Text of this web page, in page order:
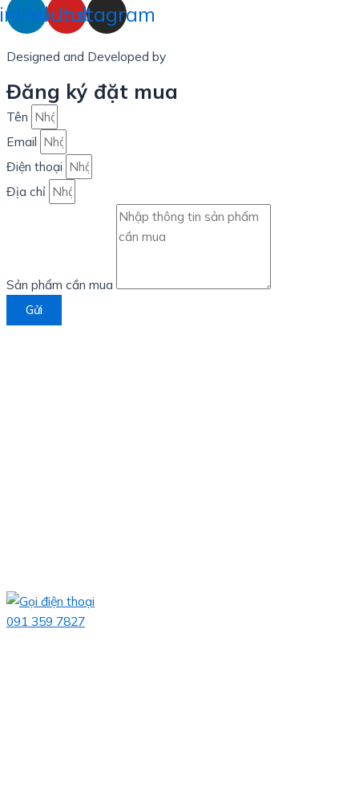
Youtube
Instagram
Designed and Developed by
Đăng ký đặt mua
Tên
Email
Điện thoại
Địa chỉ
Sản phẩm cần mua
Gửi
091 359 7827